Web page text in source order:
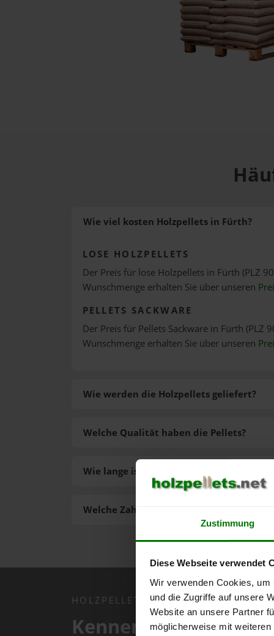
Zustimmung
Diese Webseite verwendet
Wir verwenden Cookies,
und die Zugriffe auf unsere
Website an unsere Partner
möglicherweise mit
Wie viel kosten Holzpellets in Fürth?
LOSE HOLZPELLETS
Der Preis für lose Holzpellets in Fürth (PLZ
Wunschmenge erhalten Sie über unseren
PELLETS SACKWARE
Der Preis für Pellets Sackware in Fürth (PLZ
Wunschmenge erhalten Sie über unseren
Wie werden die Holzpellets geliefert?
Welche Zahlungsarten gibt es?
Welche Qualität haben die Pellets?
Wie lange ist die Lieferzeit der Pellets?
HOLZPELLETS.NET APP
Kennen Sie schon